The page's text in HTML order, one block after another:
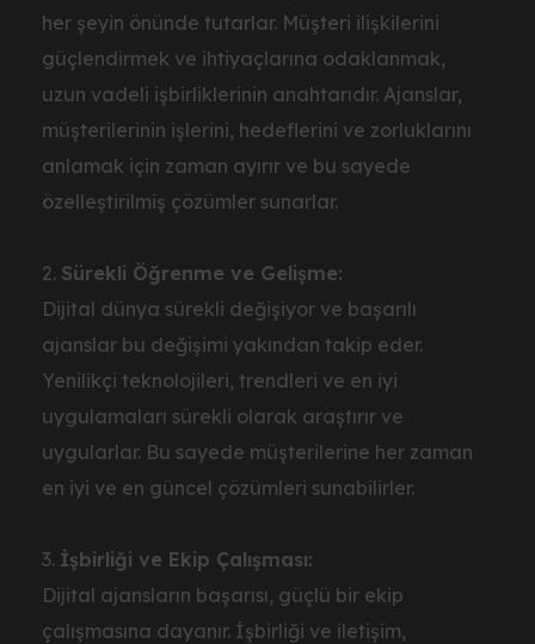
her şeyin önünde tutarlar. Müşteri ilişkilerini
güçlendirmek ve ihtiyaçlarına odaklanmak,
uzun vadeli işbirliklerinin anahtarıdır. Ajanslar,
müşterilerinin işlerini, hedeflerini ve zorluklarını
anlamak için zaman ayırır ve bu sayede
özelleştirilmiş çözümler sunarlar.
Sürekli Öğrenme ve Gelişme:
Dijital dünya sürekli değişiyor ve başarılı
ajanslar bu değişimi yakından takip eder.
Yenilikçi teknolojileri, trendleri ve en iyi
uygulamaları sürekli olarak araştırır ve
uygularlar. Bu sayede müşterilerine her zaman
en iyi ve en güncel çözümleri sunabilirler.
İşbirliği ve Ekip Çalışması:
Dijital ajansların başarısı, güçlü bir ekip
çalışmasına dayanır. İşbirliği ve iletişim,